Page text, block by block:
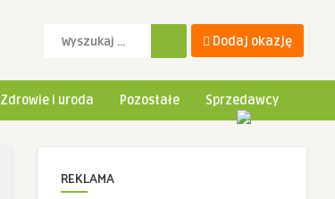
Dodaj okazję
Zdrowie i uroda Pozostałe Sprzedawcy
REKLAMA